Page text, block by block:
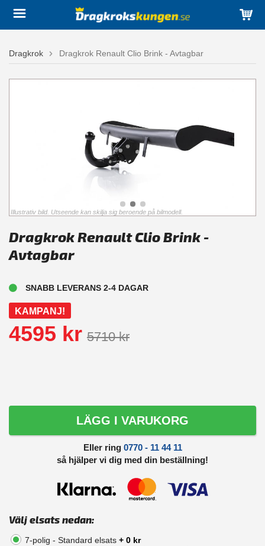
Dragkrok Dragkrok Renault Clio Brink - Avtagbar
Illustrativ bild. Utseende kan skilja sig beroende på bilmodell.
Dragkrok Renault Clio Brink -
Avtagbar
SNABB LEVERANS 2-4 DAGAR
KAMPANJ!
4595 kr 5710 kr
LÄGG I VARUKORG
Eller ring 0770 - 11 44 11
så hjälper vi dig med din beställning!
Välj elsats nedan:
7-polig - Standard elsats + 0 kr